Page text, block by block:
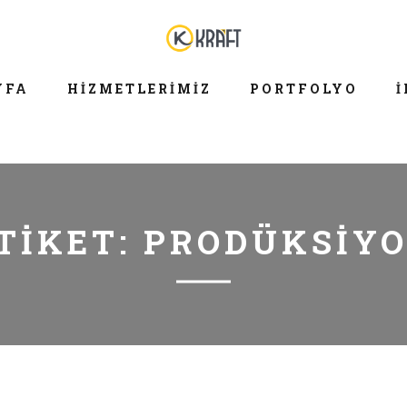
HIZMETLERIMIZ PORTFOLYO